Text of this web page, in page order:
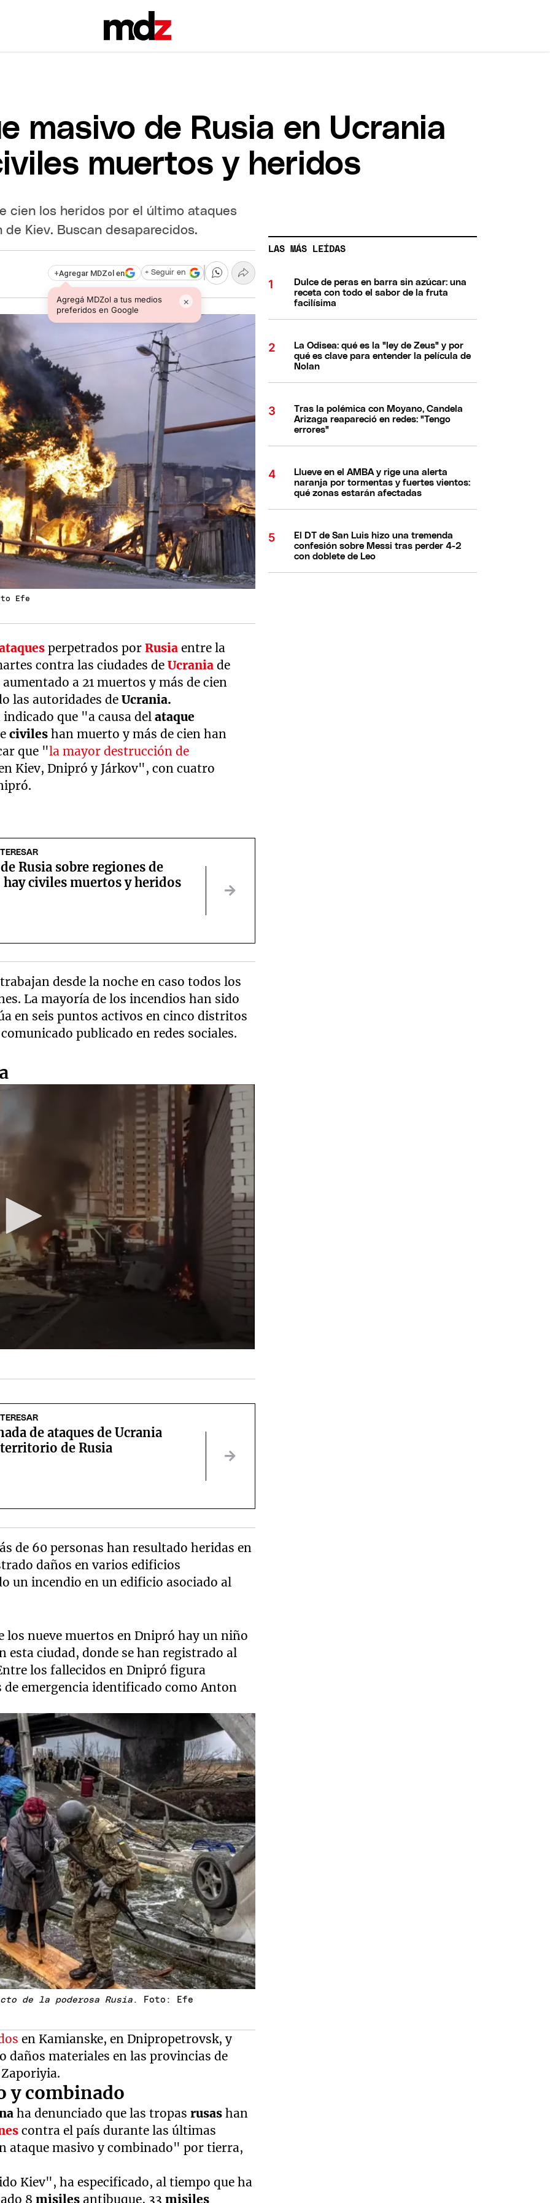
masivo de Rusia en Ucrania
muertos y heridos
cien los heridos por el último ataques
Kiev. Buscan desaparecidos.
+Agregar MDZol en
Agregá MDZol a tus medios
preferidos en Google
×
+ Seguir en
Efe
perpetrados porRusia entre la
contra las ciudades deUcrania de
a 21 muertos y más de cien
las autoridades deUcrania.
indicado que "a causa delataque
civiles han muerto y más de cien han
que "la mayor destrucción de
Kiev, Dnipró y Járkov", con cuatro
Rusia sobre regiones de
hay civiles muertos y heridos
desde la noche en caso todos los
La mayoría de los incendios han sido
en seis puntos activos en cinco distritos
publicado en redes sociales.
de ataques de Ucrania
de Rusia
de 60 personas han resultado heridas en
daños en varios edificios
un incendio en un edificio asociado al
los nueve muertos en Dnipró hay un niño
ciudad, donde se han registrado al
los fallecidos en Dnipró figura
emergencia identificado como Anton
de la poderosa Rusia . Foto: Efe
en Kamianske, en Dnipropetrovsk, y
daños materiales en las provincias de
y combinado
ha denunciado que las tropasrusas han
contra el país durante las últimas
ataque masivo y combinado" por tierra,
Kiev", ha especificado, al tiempo que ha
8misiles antibuque, 33misiles
LAS MÁS LEÍDAS
Dulce de peras en barra sin azúcar: una
receta con todo el sabor de la fruta
facilísima
La Odisea: qué es la "ley de Zeus" y por
qué es clave para entender la película de
Nolan
Tras la polémica con Moyano, Candela
Arizaga reapareció en redes: "Tengo
errores"
Llueve en el AMBA y rige una alerta
naranja por tormentas y fuertes vientos:
qué zonas estarán afectadas
El DT de San Luis hizo una tremenda
confesión sobre Messi tras perder 4-2
con doblete de Leo